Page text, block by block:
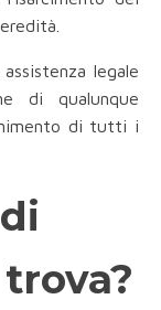
legale
di qualunque
di tutti i